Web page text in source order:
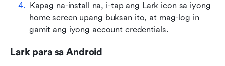
Kapag na-install na, i-tap ang Lark icon sa iyong
home screen upang buksan ito, at mag-log in
gamit ang iyong account credentials.
Lark para sa Android